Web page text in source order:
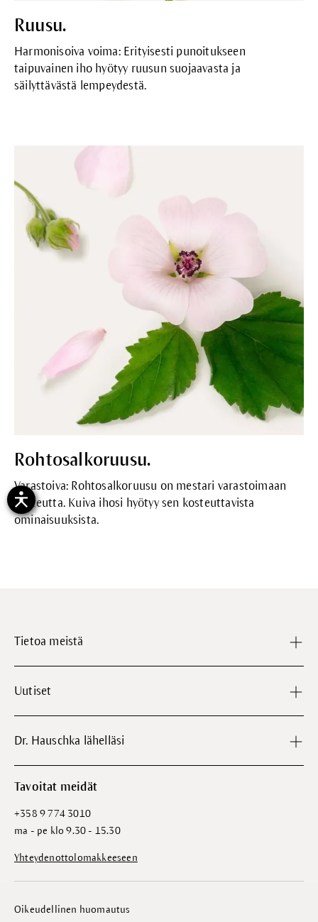
Ruusu.
Harmonisoiva voima: Erityisesti punoitukseen
taipuvainen iho hyötyy ruusun suojaavasta ja
säilyttävästä lempeydestä.
Rohtosalkoruusu.
Varastoiva: Rohtosalkoruusu on mestari varastoimaan
kosteutta. Kuiva ihosi hyötyy sen kosteuttavista
ominaisuuksista.
Tietoa meistä
Uutiset
Dr. Hauschka lähelläsi
Tavoitat meidät
+358 9 774 3010
ma - pe klo 9.30 - 15.30
Yhteydenottolomakkeeseen
Oikeudellinen huomautus